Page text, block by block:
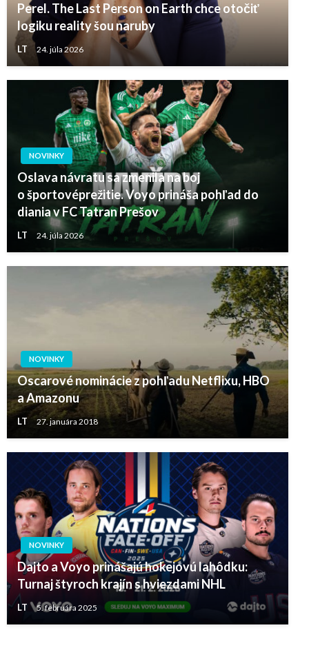
Perel. The Last Person on Earth chce otočiť
logiku reality šou naruby
LT 24. júla 2026
NOVINKY
Oslava návratu sa zmenila na boj
o športovéprežitie. Voyo prináša pohľad do
diania v FC Tatran Prešov
LT 24. júla 2026
NOVINKY
Oscarové nominácie z pohľadu Netflixu, HBO
a Amazonu
LT 27. januára 2018
NOVINKY
Dajto a Voyo prinášajú hokejovú lahôdku:
Turnaj štyroch krajín s hviezdami NHL
LT 5. februára 2025